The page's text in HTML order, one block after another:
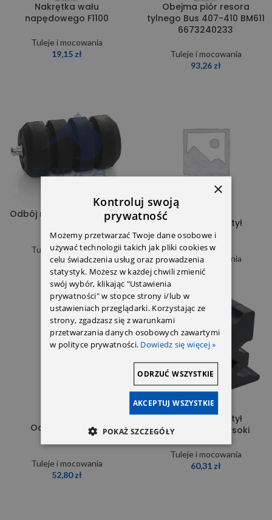
Nakrętka wału
napędowego F1100
Tuleje i mocowania
19,15 zł
Obejma piór resora
tylnego Bus 407-410 BM611
6673240233
Tuleje i mocowania
93,26 zł
Odbój resora 3093200177
Tuleje i mocowania
12,30zł
Odbój resora tył
6113250044
Tuleje i mocowania
60,00
Odbój resora tył
9013250144
Tuleje i mocowania
52,80zł
Odbój resora tył
9013250844-wysoki
Tuleje i mocowania
60,31 zł
×
Kontroluj swoją
prywatność
Możemy przetwarzać Twoje dane osobowe i
używać technologii takich jak pliki cookies w
celu świadczenia usług oraz prowadzenia
statystyk. Możesz w każdej chwili zmienić
swój wybór, klikając "Ustawienia
prywatności" w stopce strony i/lub w
ustawieniach przeglądarki. Korzystając ze
strony, zgadzasz się z warunkami
przetwarzania danych osobowych zawartymi
w polityce prywatności. Dowiedz się więcej »
AKCEPTUJ WSZYSTKIE
ODRZUĆ WSZYSTKIE
POKAŻ SZCZEGÓŁY